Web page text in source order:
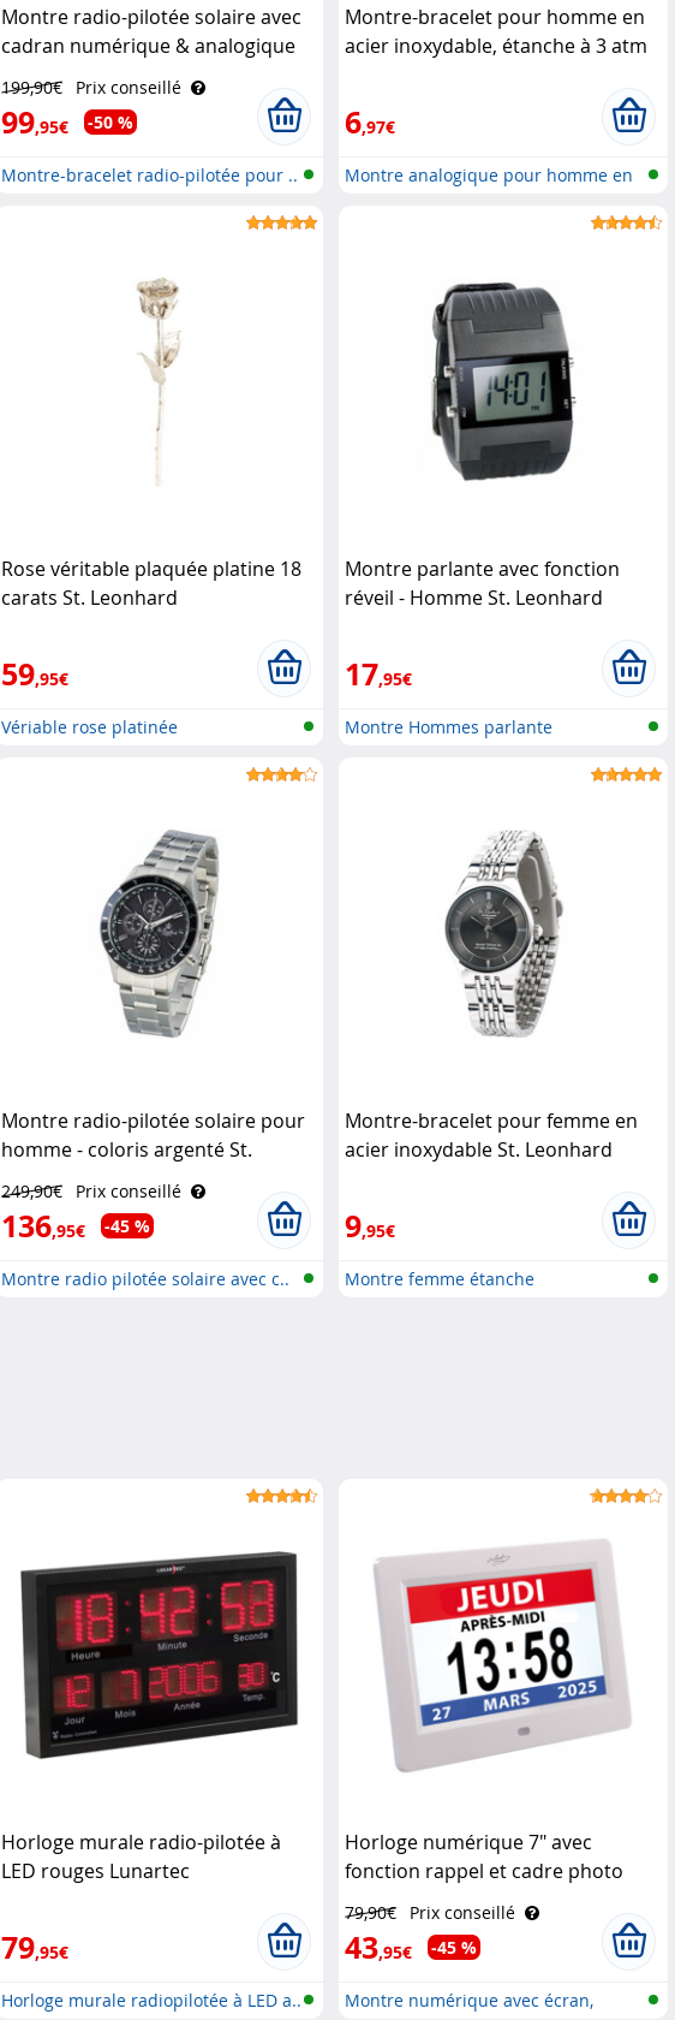
Montre radio-pilotée solaire avec
cadran numérique & analogique
pour homme St. Leonhard
199,90€ Prix conseillé
99,95€ -50 %
Montre-bracelet radio-pilotée pour ..
Montre-bracelet pour homme en
acier inoxydable, étanche à 3 atm
6,97€
Montre analogique pour homme en
Rose véritable plaquée platine 18
carats St. Leonhard
59,95€
Vériable rose platinée
Montre parlante avec fonction
réveil - Homme St. Leonhard
17,95€
Montre Hommes parlante
Montre radio-pilotée solaire pour
homme - coloris argenté St.
Leonhard
249,90€ Prix conseillé
136,95€ -45 %
Montre radio pilotée solaire avec c..
Montre-bracelet pour femme en
acier inoxydable St. Leonhard
9,95€
Montre femme étanche
Horloge murale radio-pilotée à
LED rouges Lunartec
79,95€
Horloge murale radiopilotée à LED a..
Horloge numérique 7" avec
fonction rappel et cadre photo
79,90€ Prix conseillé
43,95€ -45 %
Montre numérique avec écran,